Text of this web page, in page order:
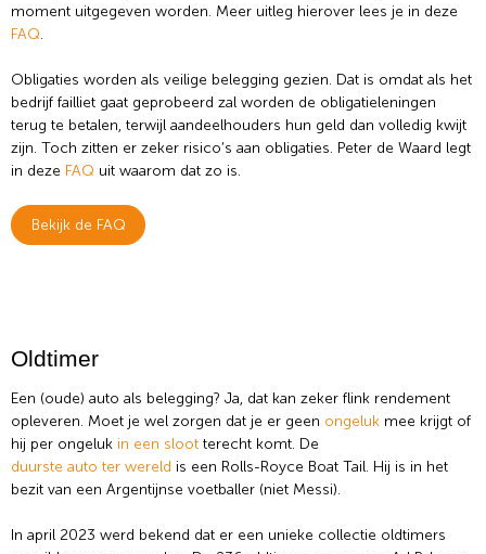
moment uitgegeven worden. Meer uitleg hierover lees je in deze
FAQ.
Obligaties worden als veilige belegging gezien. Dat is omdat als het
bedrijf failliet gaat geprobeerd zal worden de obligatieleningen
terug te betalen, terwijl aandeelhouders hun geld dan volledig kwijt
zijn. Toch zitten er zeker risico’s aan obligaties. Peter de Waard legt
in deze FAQ uit waarom dat zo is.
Bekijk de FAQ
Oldtimer
Een (oude) auto als belegging? Ja, dat kan zeker flink rendement
opleveren. Moet je wel zorgen dat je er geen ongeluk mee krijgt of
hij per ongeluk in een sloot terecht komt. De
duurste auto ter wereld is een Rolls-Royce Boat Tail. Hij is in het
bezit van een Argentijnse voetballer (niet Messi).
In april 2023 werd bekend dat er een unieke collectie oldtimers